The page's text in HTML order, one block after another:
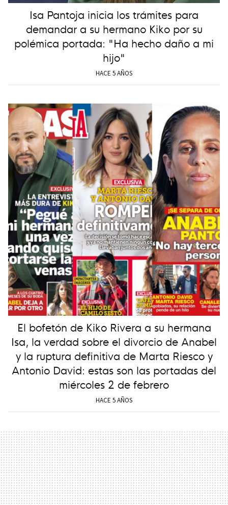
Isa Pantoja inicia los trámites para
demandar a su hermano Kiko por su
polémica portada: "Ha hecho daño a mi
hijo"
HACE 5 AÑOS
El bofetón de Kiko Rivera a su hermana
Isa, la verdad sobre el divorcio de Anabel
y la ruptura definitiva de Marta Riesco y
Antonio David: estas son las portadas del
miércoles 2 de febrero
HACE 5 AÑOS